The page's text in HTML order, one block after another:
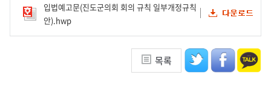
입법예고문(진도군의회 회의 규칙 일부개정규칙
안).hwp
목록